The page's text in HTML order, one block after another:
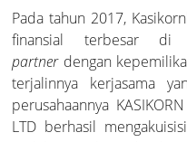
Daily Saving
Chinese Yuan Saving
Personal Loan Umum
Bank Garansi
Pembukaan SKBDN
Penerimaan SKBDN
DC Ekspor
Penerimaan Dana
Pengiriman Uang
Tarif Layanan
Anggaran Dasar dan
Kode Etik
Laporan Pengaduan
Pada tahun 2017,
finansial terbesar di
partner dengan
terjalinnya kerjasama
perusahaannya
LTD berhasil